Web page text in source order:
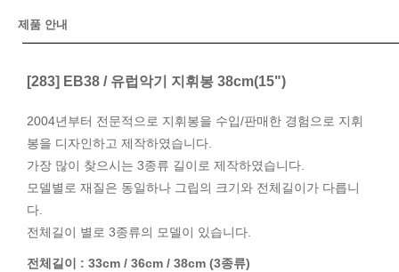
제품 안내
[283] EB38 / 유럽악기 지휘봉 38cm(15")
2004년부터 전문적으로 지휘봉을 수입/판매한 경험으로 지휘
봉을 디자인하고 제작하였습니다.
가장 많이 찾으시는 3종류 길이로 제작하였습니다.
모델별로 재질은 동일하나 그립의 크기와 전체길이가 다릅니
다.
전체길이 별로 3종류의 모델이 있습니다.
전체길이 : 33cm / 36cm / 38cm (3종류)